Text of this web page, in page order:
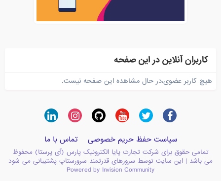
کاربران آنلاین در این صفحه
هیچ کاربر عضوی،در حال مشاهده این صفحه نیست.
سیاست حفظ حریم خصوصی تماس با ما
تمامی حقوق برای شرکت تجارت پایا الکترونیک پارس (آی پرستا) محفوظ
می باشد | این سایت توسط سرورهای قدرتمند سرورستاپ پشتیبانی می شود
Powered by Invision Community